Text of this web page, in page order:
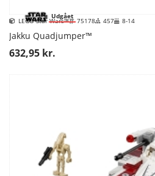
Udgået
LEGO Star Wars™ 75178 457 8-14
Jakku Quadjumper™
632,95 kr.